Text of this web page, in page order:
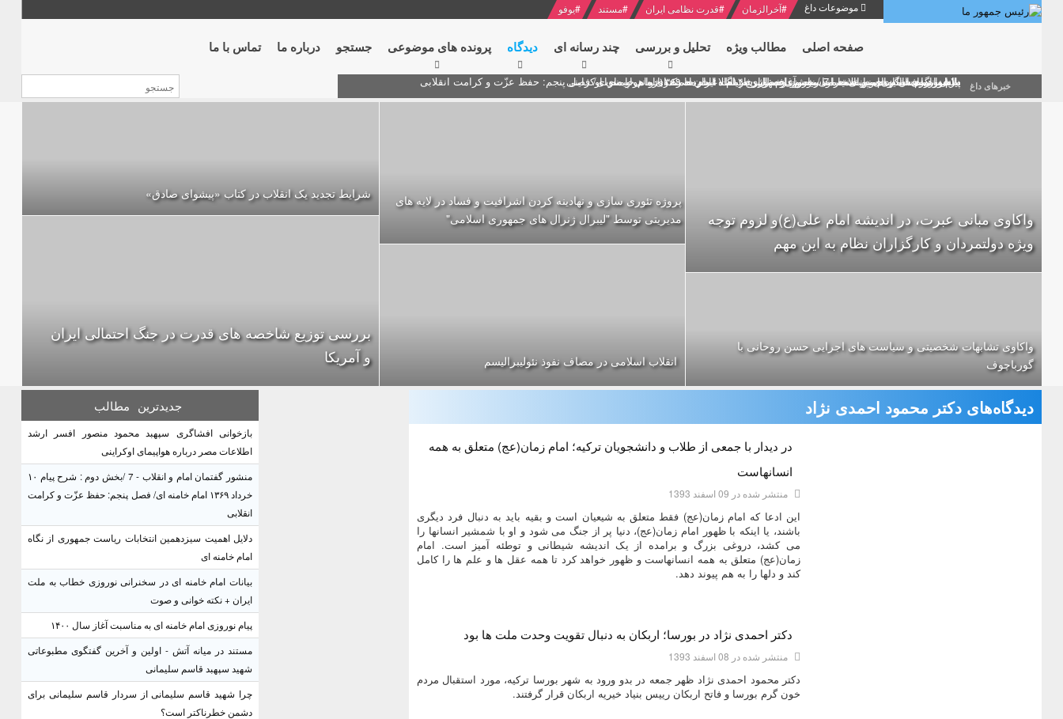
موضوعات داغ #آخرالزمان #قدرت نظامی ایران #مستند #یوفو
صفحه اصلی مطالب ویژه تحلیل و بررسی چند رسانه ای دیدگاه‌ پرونده های موضوعی جستجو درباره ما تماس با ما
خبرهای داغ منشور گفتمان امام و انقلاب - 7 /بخش دوم : شرح پیام ۱۰ خرداد ۱۳۶۹ امام خامنه ای/ فصل پنجم: حفظ عزّت و کرامت انقلابی
بازخوانی افشاگری سپهبد محمود منصور افسر ارشد اطلاعات مصر درباره هواپیمای اوکراینی
دلایل اهمیت سیزدهمین انتخابات ریاست جمهوری از نگاه امام خامنه ای
بیانات امام خامنه ای در سخنرانی نوروزی خطاب به ملت ایران + نکته خوانی و صوت
پیام نوروزی امام خامنه ای به مناسبت آغاز سال ۱۴۰۰
واکاوی مبانی عبرت، در اندیشه امام علی(ع)و لزوم توجه
ویژه دولتمردان و کارگزاران نظام به این مهم
واکاوی تشابهات شخصیتی و سیاست های اجرایی حسن روحانی با
گورباچوف
پروژه تئوری سازی و نهادینه کردن اشرافیت و فساد در لایه های
مدیریتی توسط "لیبرال ژنرال های جمهوری اسلامی"
انقلاب اسلامی در مصاف نفوذ نئولیبرالیسم
شرایط تجدید یک انقلاب در کتاب «پیشوای صادق»
بررسی توزیع شاخصه های قدرت در جنگ احتمالی ایران
و آمریکا
دیدگاه‌های دکتر محمود احمدی نژاد
در دیدار با جمعی از طلاب و دانشجویان ترکیه؛ امام زمان(عج) متعلق به همه
انسانهاست
منتشر شده در 09 اسفند 1393
این ادعا که امام زمان(عج) فقط متعلق به شیعیان است و بقیه باید به دنبال فرد دیگری
باشند، یا اینکه با ظهور امام زمان(عج)، دنیا پر از جنگ می شود و او با شمشیر انسانها را
می کشد، دروغی بزرگ و برامده از یک اندیشه شیطانی و توطئه آمیز است. امام
زمان(عج) متعلق به همه انسانهاست و ظهور خواهد کرد تا همه عقل ها و علم ها را کامل
کند و دلها را به هم پیوند دهد.
دکتر احمدی نژاد در بورسا؛ اربکان به دنبال تقویت وحدت ملت ها بود
منتشر شده در 08 اسفند 1393
دکتر محمود احمدی نژاد ظهر جمعه در بدو ورود به شهر بورسا ترکیه، مورد استقبال مردم
خون گرم بورسا و فاتح اربکان رییس بنیاد خیریه اربکان قرار گرفتند.
جدیدترین مطالب
بازخوانی افشاگری سپهبد محمود منصور افسر ارشد
اطلاعات مصر درباره هواپیمای اوکراینی
منشور گفتمان امام و انقلاب - 7 /بخش دوم : شرح پیام ۱۰
خرداد ۱۳۶۹ امام خامنه ای/ فصل پنجم: حفظ عزّت و کرامت
انقلابی
دلایل اهمیت سیزدهمین انتخابات ریاست جمهوری از نگاه
امام خامنه ای
بیانات امام خامنه ای در سخنرانی نوروزی خطاب به ملت
ایران + نکته خوانی و صوت
پیام نوروزی امام خامنه ای به مناسبت آغاز سال ۱۴۰۰
مستند در میانه آتش - اولین و آخرین گفتگوی مطبوعاتی
شهید سپهبد قاسم سلیمانی
چرا شهید قاسم سلیمانی از سردار قاسم سلیمانی برای
دشمن خطرناکتر است؟